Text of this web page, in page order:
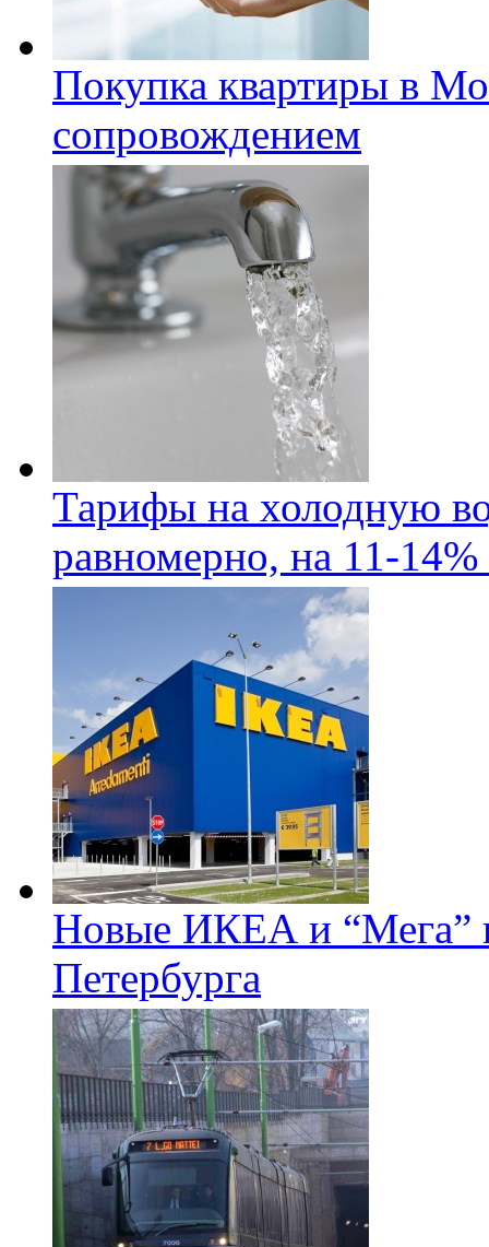
Покупка квартиры в
сопровождением
Тарифы на холодную
равномерно, на 11-14%
Новые ИКЕА и “Мега”
Петербурга